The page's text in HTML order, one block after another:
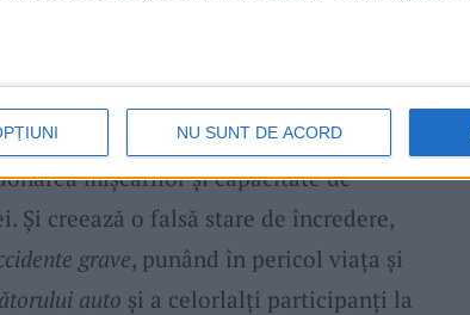
NU SUNT DE ACORD
legii au ținut să sublinieze că
de conducere, crescând timpul de
mișcărilor și capacitate de
Și creează o falsă stare de încredere,
grave, punând în pericol viața și
auto și a celorlalți participanți la